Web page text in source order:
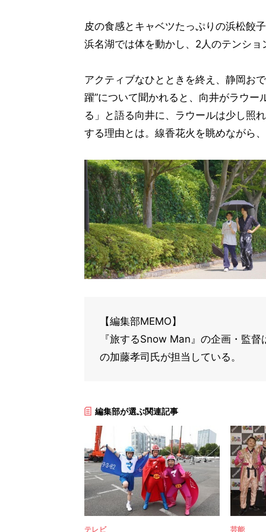
皮の食感とキャベツたっぷりの浜松餃
浜名湖では体を動かし、2人のテンショ
アクティブなひとときを終え、静岡お
躍”について聞かれると、向井がラウ
る」と語る向井に、ラウールは少し照
する理由とは。線香花火を眺めながら
【編集部MEMO】
『旅するSnow Man』の企画・監
の加藤孝司氏が担当している。
編集部が選ぶ関連記事
テレビ 芸能